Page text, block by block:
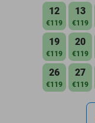
12
€119
13
€119
19
€119
20
€119
26
€119
27
€119